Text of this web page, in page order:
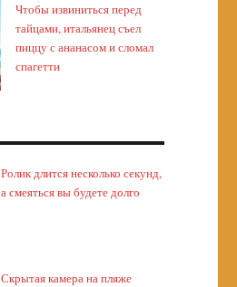
Чтобы извиниться перед
тайцами, итальянец съел
пиццу с ананасом и сломал
спагетти
Ролик длится несколько секунд,
а смеяться вы будете долго
Скрытая камера на пляже